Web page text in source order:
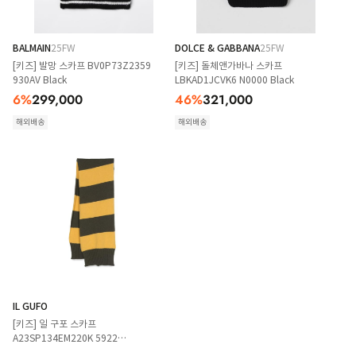
BALMAIN25FW
[키즈] 발망 스카프 BV0P73Z2359
930AV Black
6%299,000
해외배송
DOLCE & GABBANA25FW
[키즈] 돌체앤가바나 스카프
LBKAD1JCVK6 N0000 Black
46%321,000
해외배송
IL GUFO
[키즈] 일 구포 스카프
A23SP134EM220K 5922